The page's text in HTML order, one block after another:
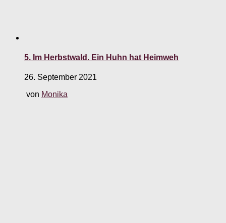
5. Im Herbstwald. Ein Huhn hat Heimweh
26. September 2021
von Monika